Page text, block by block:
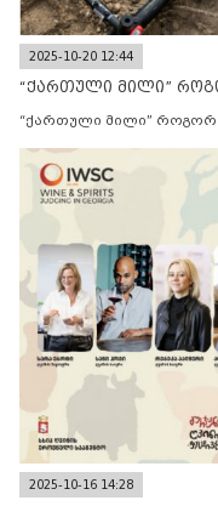
2025-10-20 12:44
“ქართული მილი”
“ქართული მილი”
2025-10-16 14:28